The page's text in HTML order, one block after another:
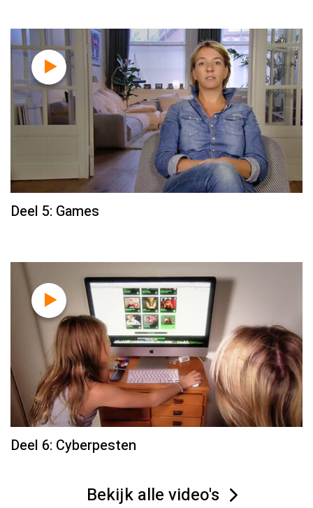
Deel 5: Games
Deel 6: Cyberpesten
Bekijk alle video's